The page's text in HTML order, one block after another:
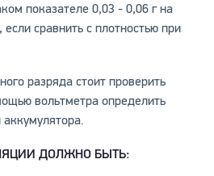
показателе 0,03 - 0,06 г на
сравнить с плотностью при
разряда стоит проверить
вольтметра определить
ДОЛЖНО БЫТЬ: